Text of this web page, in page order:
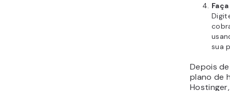
sua
Depois
plano de